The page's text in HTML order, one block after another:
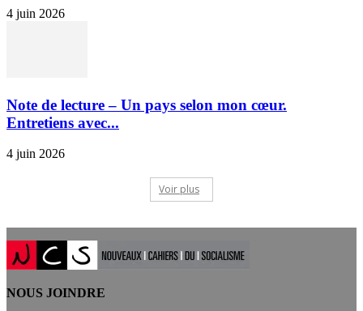
4 juin 2026
Note de lecture – Un pays selon mon cœur.
Entretiens avec...
4 juin 2026
Voir plus
NOUS JOINDRE